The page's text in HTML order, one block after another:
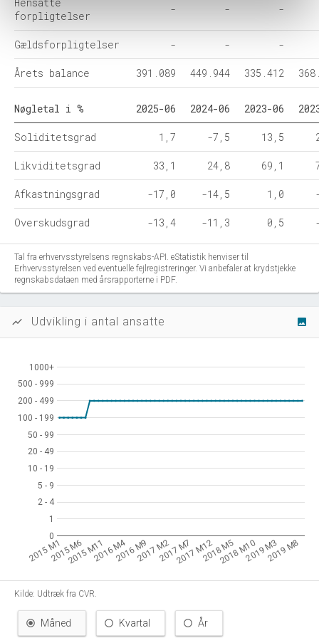
forpligtelser
- - -
Gældsforpligtelser - - -
Årets balance 391.089 449.944 335.412
Nøgletal i % 2025-06 2024-06 2023-06
Soliditetsgrad 1,7 -7,5 13,5
Likviditetsgrad 33,1 24,8 69,1
Afkastningsgrad -17,0 -14,5 1,0
Overskudsgrad -13,4 -11,3 0,5
Tal fra erhvervsstyrelsens regnskabs-API. eStatistik henviser til
Erhvervsstyrelsen ved eventuelle fejlregistreringer. Vi anbefaler at krydstjekke
regnskabsdataen med årsrapporterne i PDF.
show_chart Udvikling i antal ansatte image
2015 M12015 M62015 M112016 M42016 M92017 M22017 M72017 M122018 M52018 M102019 M32019 M8
0
0
11
2 - 4
2 - 4
5 - 9
5 - 9
10 - 19
10 - 19
20 - 49
20 - 49
50 - 99
50 - 99
100 - 199
100 - 199
200 - 499
200 - 499
500 - 999
500 - 999
1000+
1000+
Kilde: Udtræk fra CVR.
Måned Kvartal År